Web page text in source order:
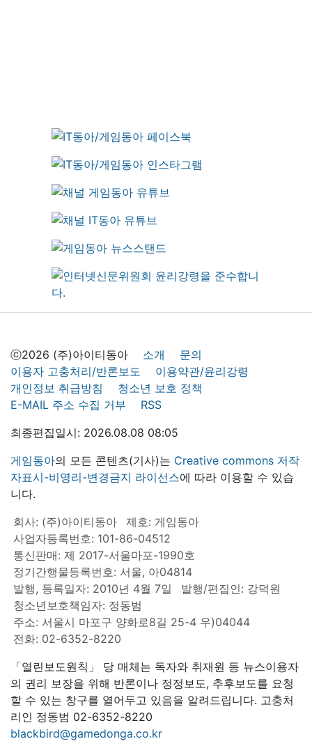
ⓒ2026 (주)아이티동아 소개
문의
이용자 고충처리/반론보도
이용약관/윤리강령
개인정보 취급방침
청소년 보호 정책
E-MAIL 주소 수집 거부
RSS
최종편집일시: 2026.08.08 08:05
게임동아의 모든 콘텐츠(기사)는 Creative commons 저작
자표시-비영리-변경금지 라이선스에 따라 이용할 수 있습
니다.
회사: (주)아이티동아
제호: 게임동아
사업자등록번호: 101-86-04512
통신판매: 제 2017-서울마포-1990호
정기간행물등록번호: 서울, 아04814
발행, 등록일자: 2010년 4월 7일
발행/편집인: 강덕원
청소년보호책임자: 정동범
주소: 서울시 마포구 양화로8길 25-4 우)04044
전화: 02-6352-8220
「열린보도원칙」 당 매체는 독자와 취재원 등 뉴스이용자
의 권리 보장을 위해 반론이나 정정보도, 추후보도를 요청
할 수 있는 창구를 열어두고 있음을 알려드립니다. 고충처
리인 정동범 02-6352-8220
blackbird@gamedonga.co.kr